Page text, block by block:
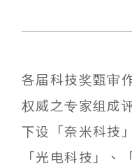
各届科技奖甄审
权威之专家组成
下设「奈米科技
「光电科技」、